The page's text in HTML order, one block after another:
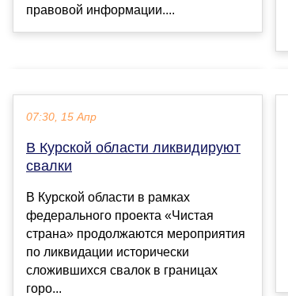
правовой информации....
07:30, 15 Апр
В Курской области ликвидируют
свалки
В Курской области в рамках
федерального проекта «Чистая
страна» продолжаются мероприятия
по ликвидации исторически
сложившихся свалок в границах
горо...